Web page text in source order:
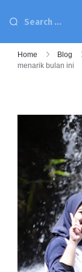
Home Blog
menarik bulan ini